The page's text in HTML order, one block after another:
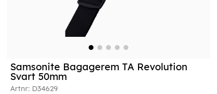
Samsonite Bagagerem TA Revolution
Svart 50mm
Artnr: D34629